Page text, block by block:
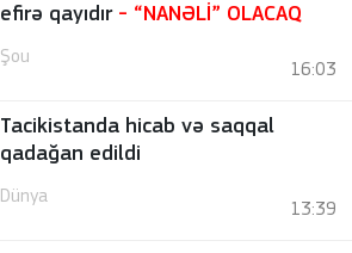
efirə qayıdır - “NANƏLİ” OLACAQ
Şou
16:03
Tacikistanda hicab və saqqal
qadağan edildi
Dünya
13:39